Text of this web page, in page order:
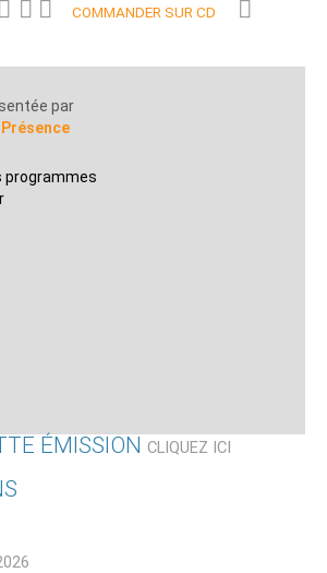
COMMANDER SUR CD
par
programmes
ÉMISSION CLIQUEZ ICI